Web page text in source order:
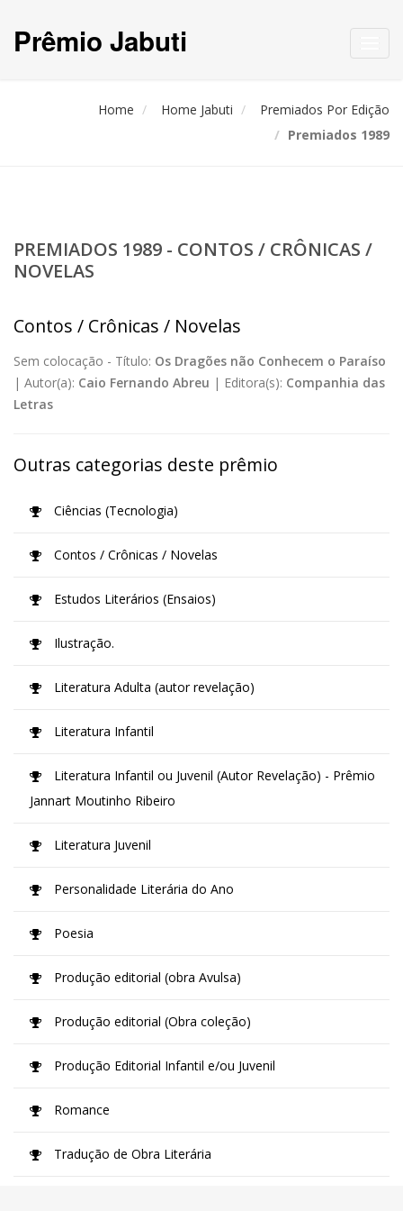
Prêmio Jabuti
Home Home Jabuti
Premiados Por Edição
Premiados 1989
PREMIADOS 1989 - CONTOS / CRÔNICAS /
NOVELAS
Contos / Crônicas / Novelas
Sem colocação - Título: Os Dragões não Conhecem o Paraíso
| Autor(a): Caio Fernando Abreu | Editora(s): Companhia das
Letras
Outras categorias deste prêmio
Ciências (Tecnologia)
Contos / Crônicas / Novelas
Estudos Literários (Ensaios)
Ilustração.
Literatura Adulta (autor revelação)
Literatura Infantil
Literatura Infantil ou Juvenil (Autor Revelação) - Prêmio
Jannart Moutinho Ribeiro
Literatura Juvenil
Personalidade Literária do Ano
Poesia
Produção editorial (obra Avulsa)
Produção editorial (Obra coleção)
Produção Editorial Infantil e/ou Juvenil
Romance
Tradução de Obra Literária